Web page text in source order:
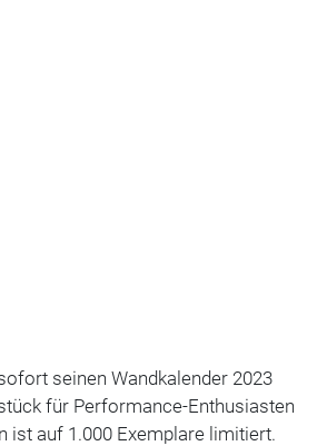
seinen Wandkalender 2023
für Performance-Enthusiasten
ist auf 1.000 Exemplare limitiert.